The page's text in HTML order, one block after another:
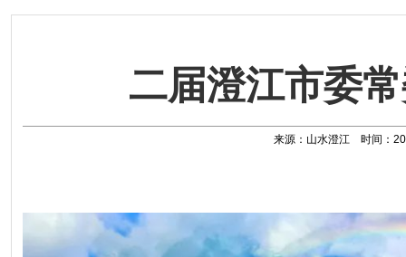
二届澄江市委
来源：山水澄江 时间：